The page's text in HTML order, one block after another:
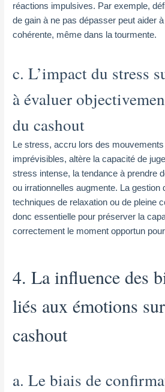
réactions impulsives. Par exemple,
de gain à ne pas dépasser peut aider
cohérente, même dans la tourmente.
c. L’impact du stress
à évaluer
du cashout
Le stress, accru lors des
imprévisibles, altère la capacité de
stress intense, la tendance à prendre
ou irrationnelles augmente. La gestion
techniques de relaxation ou de pleine
donc essentielle pour préserver la
correctement le moment opportun
4. La influence des
liés aux émotions
cashout
a. Le biais de